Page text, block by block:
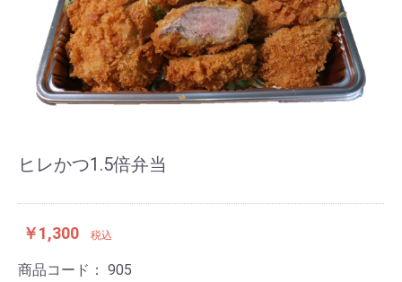
ヒレかつ1.5倍弁当
￥1,300 税込
商品コード： 905